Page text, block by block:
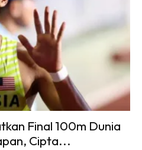
yang boleh
sebaliknya
rempah-ratus.
konsistan, jika tiada masa
Final 100m Dunia
Cipta...